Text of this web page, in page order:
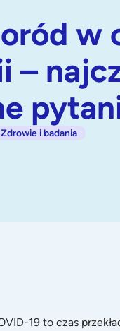
w
–
Zdrowie i badania
19 to czas